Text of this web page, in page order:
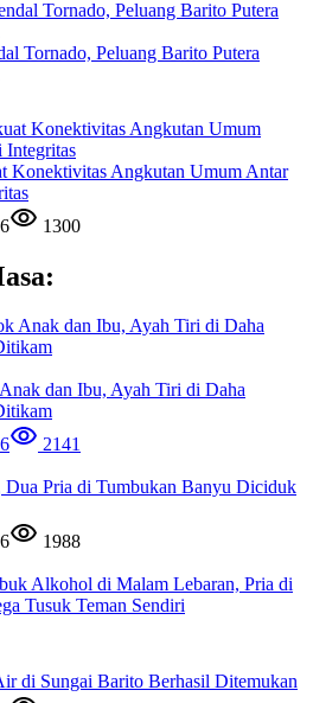
Tornado, Peluang Barito Putera
Konektivitas Angkutan Umum Antar
1300
dan Ibu, Ayah Tiri di Daha
2141
Dua Pria di Tumbukan Banyu Diciduk
1988
Alkohol di Malam Lebaran, Pria di
Tusuk Teman Sendiri
di Sungai Barito Berhasil Ditemukan